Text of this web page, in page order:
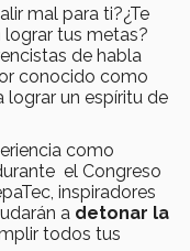
mal para ti?¿Te
lograr tus metas?
de habla
conocido como
lograr un espíritu de
como
el Congreso
inspiradores
a detonar la
todos tus